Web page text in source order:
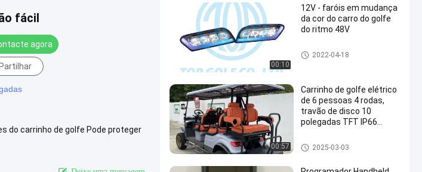
fácil
agora
do carrinho de golfe Pode proteger
00:10
12V - faróis em mudança
da cor do carro do golfe
do ritmo 48V
Jogo claro conduzido carrinh
o de golfe
2022-04-18
00:57
Carrinho de golfe elétrico
de 6 pessoas 4 rodas,
travão de disco 10
polegadas TFT IP66
Carrinho de golfe elétrico
2025-03-03